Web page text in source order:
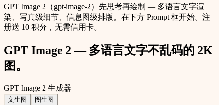
GPT Image 2（gpt-image-2）先思考再绘制 — 多语言文字渲
染、写真级细节、信息图级排版。在下方 Prompt 框开始。 注
册送 10 积分，无需信用卡。
GPT Image 2 — 多语言文字不乱码的 2K
图。
GPT Image 2 生成器
文生图 图生图